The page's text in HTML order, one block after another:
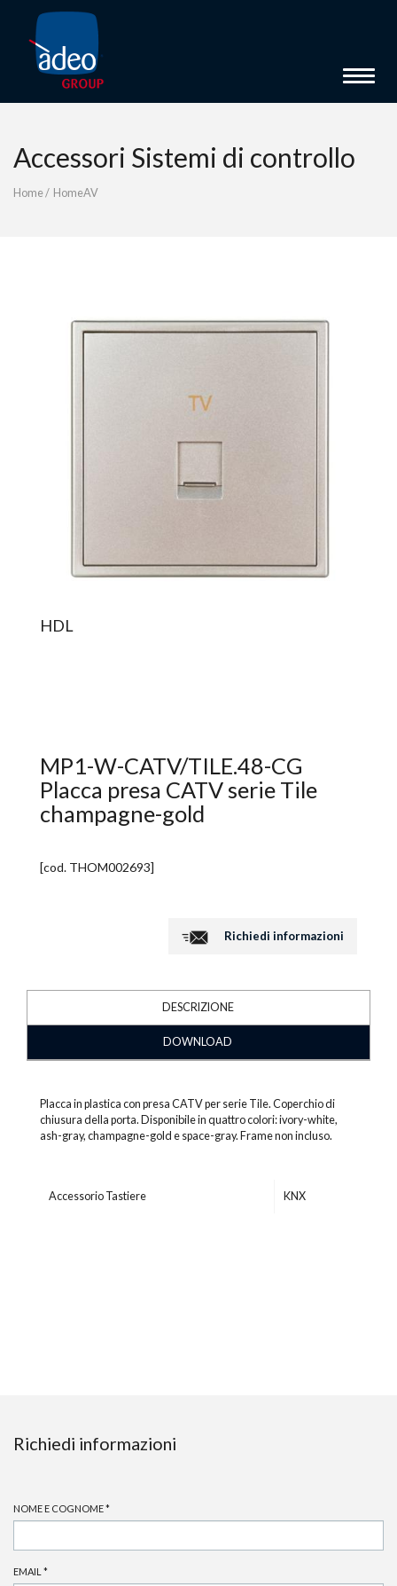
Toggle
Accessori Sistemi di controllo
Home/ HomeAV
HDL
MP1-W-CATV/TILE.48-CG
Placca presa CATV serie Tile
champagne-gold
[cod. THOM002693]
Richiedi informazioni
DESCRIZIONE
DOWNLOAD
Placca in plastica con presa CATV per serie Tile. Coperchio di
chiusura della porta. Disponibile in quattro colori: ivory-white,
ash-gray, champagne-gold e space-gray. Frame non incluso.
Accessorio Tastiere KNX
Richiedi informazioni
NOME E COGNOME*
EMAIL *